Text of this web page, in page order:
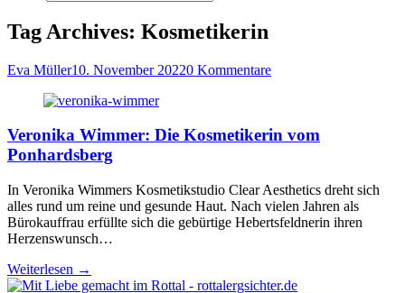
Tag Archives: Kosmetikerin
Eva Müller10. November 20220 Kommentare
Veronika Wimmer: Die Kosmetikerin vom
Ponhardsberg
In Veronika Wimmers Kosmetikstudio Clear Aesthetics dreht sich
alles rund um reine und gesunde Haut. Nach vielen Jahren als
Bürokauffrau erfüllte sich die gebürtige Hebertsfeldnerin ihren
Herzenswunsch…
Weiterlesen →